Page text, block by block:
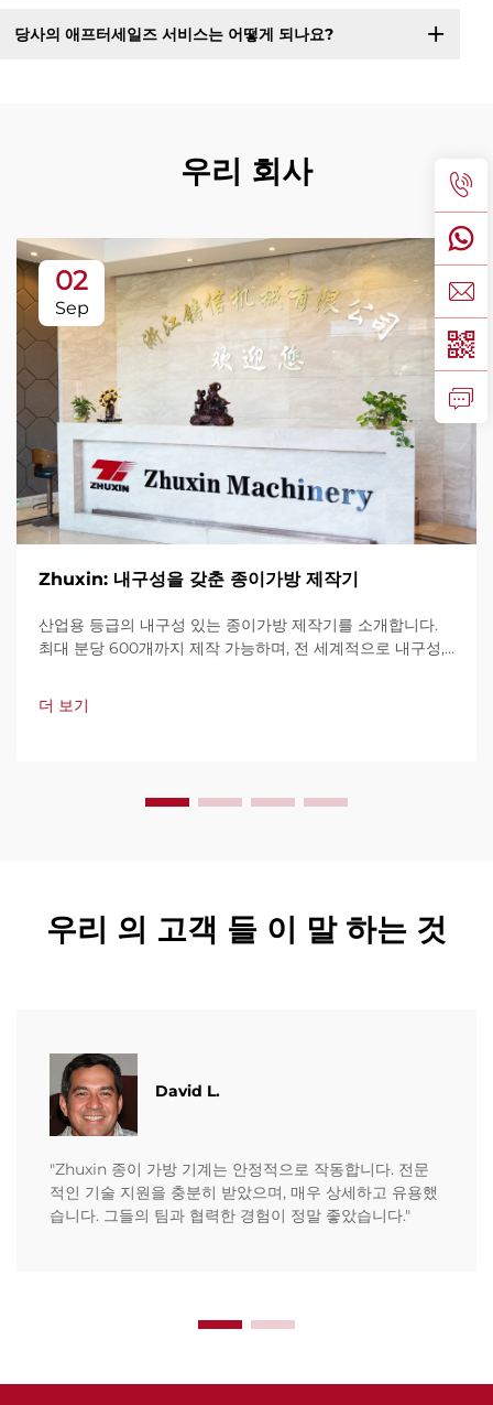
당사의 애프터세일즈 서비스는 어떻게 되나요?
우리 회사
02
Sep
Zhuxin: 내구성을 갖춘 종이가방 제작기
산업용 등급의 내구성 있는 종이가방 제작기를 소개합니다.
최대 분당 600개까지 제작 가능하며, 전 세계적으로 내구성,
가 지원과 빠른 서비스를 제공합니다. 견적 요청을 지금 해보
세요.
더 보기
우리 의 고객 들 이 말 하는 것
David L.
"Zhuxin 종이 가방 기계는 안정적으로 작동합니다. 전문
적인 기술 지원을 충분히 받았으며, 매우 상세하고 유용했
습니다. 그들의 팀과 협력한 경험이 정말 좋았습니다."